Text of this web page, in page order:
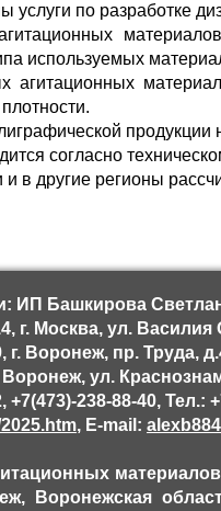
услуги по разработке
используемых
агитационных
согласно
и в другие регионы
ИП Башкирова
г. Москва, ул. Василия
г. Воронеж, пр. Труда,
Воронеж, ул.
238-88-40, Тел.:
, E-mail:
Воронежская